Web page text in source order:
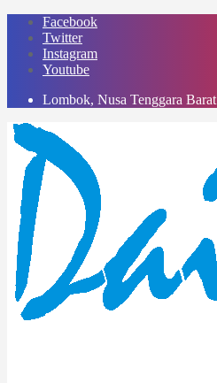
Skip
content
Facebook
Twitter
Instagram
Youtube
Lombok, Nusa Tenggara Barat